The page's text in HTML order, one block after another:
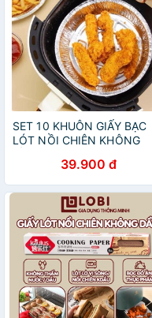
SET 10 KHUÔN GIẤY BẠC
LÓT NỒI CHIÊN KHÔNG
39.900 đ